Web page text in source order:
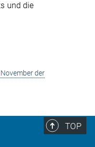
und die
der
TOP